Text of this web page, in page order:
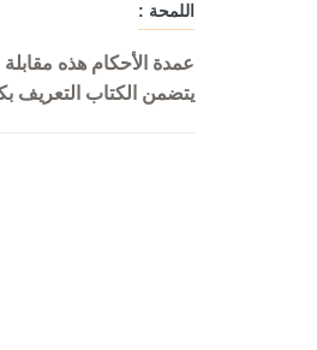
اللمحة :
عمدة الأحكام هذه
يتضمن الكتاب التعريف